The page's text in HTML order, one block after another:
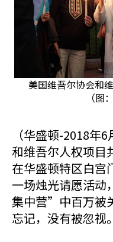
美国维吾尔协会和
（图
（华盛顿-2018年
和维吾尔人权项目
在华盛顿特区白宫
一场烛光请愿活
集中营”中百万被
忘记，没有被忽视。